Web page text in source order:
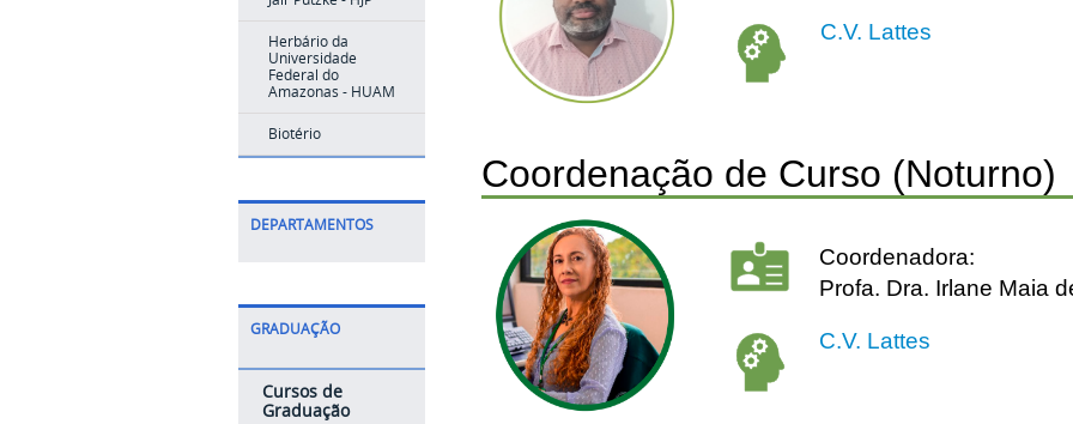
Herbário da
Universidade
Federal do
Amazonas - HUAM
Biotério
DEPARTAMENTOS
GRADUAÇÃO
Cursos de
Graduação
C.V. Lattes
Coordenação de Curso (Noturno)
Coordenadora:
Profa. Dra. Irlane Maia
C.V. Lattes